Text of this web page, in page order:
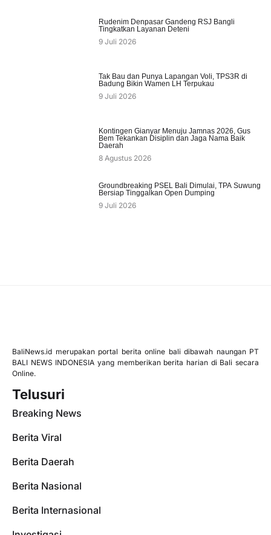
Rudenim Denpasar Gandeng RSJ Bangli
Tingkatkan Layanan Deteni
9 Juli 2026
Tak Bau dan Punya Lapangan Voli, TPS3R di
Badung Bikin Wamen LH Terpukau
9 Juli 2026
Kontingen Gianyar Menuju Jamnas 2026, Gus
Bem Tekankan Disiplin dan Jaga Nama Baik
Daerah
8 Agustus 2026
Groundbreaking PSEL Bali Dimulai, TPA Suwung
Bersiap Tinggalkan Open Dumping
9 Juli 2026
BaliNews.id merupakan portal berita online bali dibawah naungan PT
BALI NEWS INDONESIA yang memberikan berita harian di Bali secara
Online.
Telusuri
Breaking News
Berita Viral
Berita Daerah
Berita Nasional
Berita Internasional